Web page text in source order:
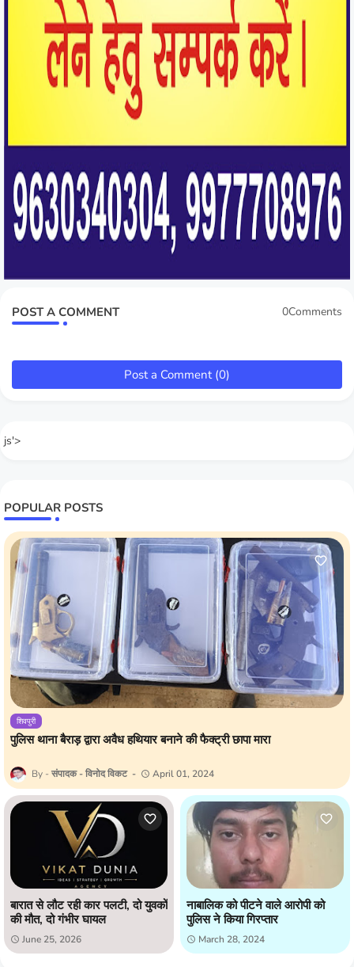
POST A COMMENT 0Comments
Post a Comment (0)
js'>
POPULAR POSTS
शिवपुरी
पुलिस थाना बैराड़ द्वारा अवैध हथियार बनाने की फैक्ट्री छापा मारा
संपादक - विनोद विकट April 01, 2024
बारात से लौट रही कार पलटी, दो युवकों
की मौत, दो गंभीर घायल
June 25, 2026
नाबालिक को पीटने वाले आरोपी को
पुलिस ने किया गिरप्तार
March 28, 2024